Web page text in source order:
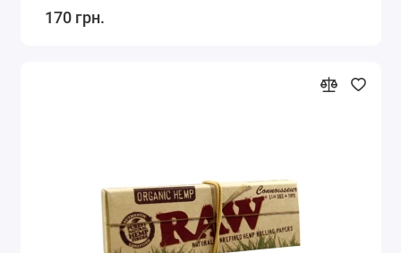
170 грн.